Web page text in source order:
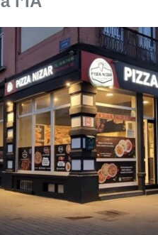
"Pizza Nizar: un coup de
visiteurs au
à la météo